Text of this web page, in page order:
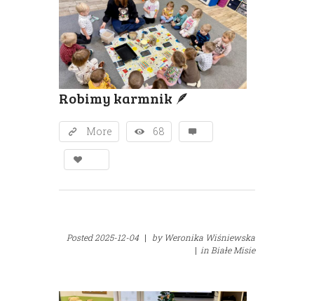
Robimy karmnik 🪶
More 68
Posted2025-12-04 | byWeronika Wiśniewska
| inBiałe Misie